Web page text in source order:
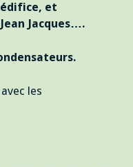
et
Jacques….
les